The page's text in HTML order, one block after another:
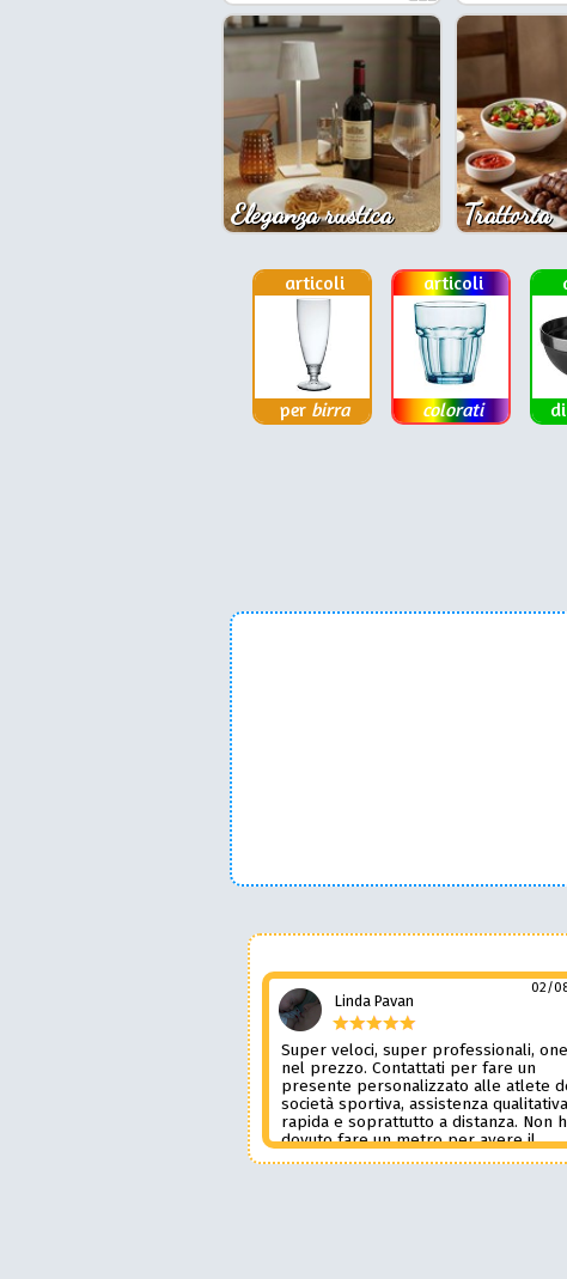
Eleganza rustica Trattoria
articoli
per birra
articoli
colorati di
Linda Pavan
02/
Super veloci, super professionali,
nel prezzo. Contattati per fare un
presente personalizzato alle atlete
società sportiva, assistenza qualitativa
rapida e soprattutto a distanza. Non
dovuto fare un metro per avere il
prodotto desiderato. Una assistenza